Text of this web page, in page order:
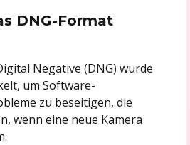
DNG-Format
Negative (DNG) wurde
um Software-
zu beseitigen, die
wenn eine neue Kamera